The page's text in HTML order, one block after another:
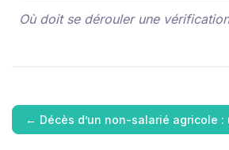
Où doit se dérouler une
← Décès d’un non-salarié agricole